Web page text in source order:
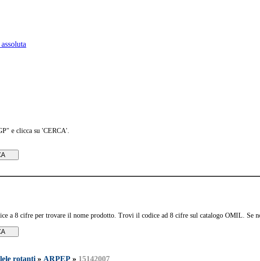
e clicca su 'CERCA'.
a 8 cifre per trovare il nome prodotto. Trovi il codice ad 8 cifre sul catalogo OMIL. Se
rotanti » ARPEP » 15142007